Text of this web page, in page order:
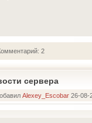
2
сервера
Alexey_Escobar 26-08-